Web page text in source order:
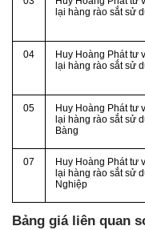
lại hàng rào sắt sử
04
Huy Hoàng Phát tư
lại hàng rào sắt sử
05
Huy Hoàng Phát tư
lại hàng rào sắt sử
Bàng
07
Huy Hoàng Phát tư
lại hàng rào sắt sử
Nghiệp
Bảng giá liên quan